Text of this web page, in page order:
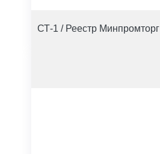
СТ-1 / Реестр Минпромторг